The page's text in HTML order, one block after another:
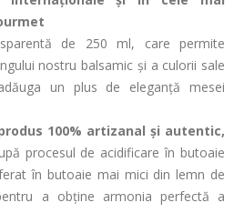
de 250 ml, care permite
nostru balsamic și a culorii sale
un plus de eleganță mesei
100% artizanal și autentic,
procesul de acidificare în butoaie
în butoaie mai mici din lemn de
a obține armonia perfectă a